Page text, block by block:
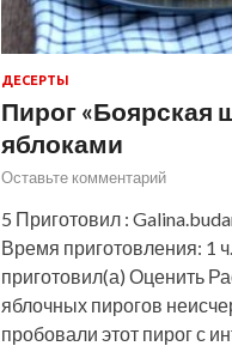
ДЕСЕРТЫ
Пирог «Боярская
яблоками
Оставьте комментарий
5 Приготовил :
Время приготовления: 1
приготовил(а) Оценить
яблочных пирогов
пробовали этот пирог с